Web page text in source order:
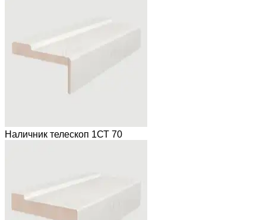
Наличник телескоп 1СТ 70